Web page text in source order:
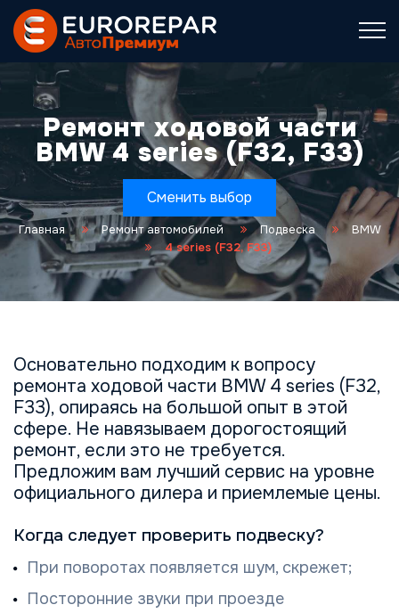
Ремонт ходовой части
BMW 4 series (F32, F33)
Сменить выбор
Главная Ремонт автомобилей Подвеска
BMW
4 series (F32, F33)
Основательно подходим к вопросу
ремонта ходовой части BMW 4 series (F32,
F33), опираясь на большой опыт в этой
сфере. Не навязываем дорогостоящий
ремонт, если это не требуется.
Предложим вам лучший сервис на уровне
официального дилера и приемлемые цены.
Когда следует проверить подвеску?
При поворотах появляется шум, скрежет;
Посторонние звуки при проезде